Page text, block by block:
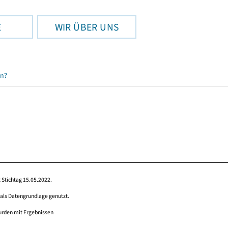
WIR ÜBER UNS
15.05.2022.
Datengrundlage genutzt.
mit Ergebnissen